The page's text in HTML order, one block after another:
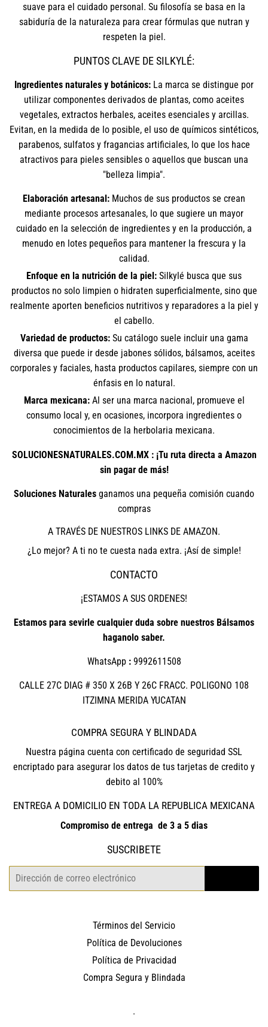
suave para el cuidado personal. Su filosofía se basa en la
sabiduría de la naturaleza para crear fórmulas que nutran y
respeten la piel.
PUNTOS CLAVE DE SILKYLÉ:
Ingredientes naturales y botánicos: La marca se distingue por
utilizar componentes derivados de plantas, como aceites
vegetales, extractos herbales, aceites esenciales y arcillas.
Evitan, en la medida de lo posible, el uso de químicos sintéticos,
parabenos, sulfatos y fragancias artificiales, lo que los hace
atractivos para pieles sensibles o aquellos que buscan una
"belleza limpia".
Elaboración artesanal: Muchos de sus productos se crean
mediante procesos artesanales, lo que sugiere un mayor
cuidado en la selección de ingredientes y en la producción, a
menudo en lotes pequeños para mantener la frescura y la
calidad.
Enfoque en la nutrición de la piel: Silkylé busca que sus
productos no solo limpien o hidraten superficialmente, sino que
realmente aporten beneficios nutritivos y reparadores a la piel y
el cabello.
Variedad de productos:Su catálogo suele incluir una gama
diversa que puede ir desde jabones sólidos, bálsamos, aceites
corporales y faciales, hasta productos capilares, siempre con un
énfasis en lo natural.
Marca mexicana:Al ser una marca nacional, promueve el
consumo local y, en ocasiones, incorpora ingredientes o
conocimientos de la herbolaria mexicana.
SOLUCIONESNATURALES.COM.MX : ¡Tu ruta directa a Amazon
sin pagar de más!
Soluciones Naturales ganamos una pequeña comisión cuando
compras
A TRAVÉS DE NUESTROS LINKS DE AMAZON.
¿Lo mejor? A ti no te cuesta nada extra. ¡Así de simple!
CONTACTO
¡ESTAMOS A SUS ORDENES!
Estamos para sevirle cualquier duda sobre nuestros Bálsamos
haganolo saber.
WhatsApp : 9992611508
CALLE 27C DIAG # 350 X 26B Y 26C FRACC. POLIGONO 108
ITZIMNA MERIDA YUCATAN
COMPRA SEGURA Y BLINDADA
Nuestra página cuenta con certificado de seguridad SSL
encriptado para asegurar los datos de tus tarjetas de credito y
debito al 100%
ENTREGA A DOMICILIO EN TODA LA REPUBLICA MEXICANA
Compromiso de entrega de 3 a 5 dias
SUSCRIBETE
Correo
Términos del Servicio
Política de Devoluciones
Política de Privacidad
Compra Segura y Blindada
.